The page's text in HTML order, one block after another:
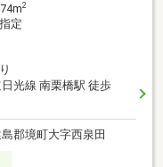
2
定
光線 南栗橋駅 徒歩
郡境町大字西泉田